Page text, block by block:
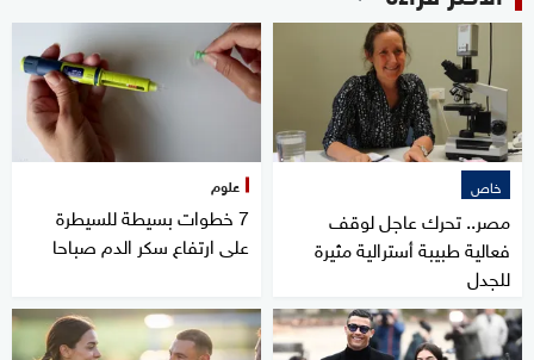
خاص
مصر.. تحرك عاجل لوقف
فعالية طبيبة أسترالية مثيرة
للجدل
علوم
7 خطوات بسيطة للسيطرة
على ارتفاع سكر الدم صباحا